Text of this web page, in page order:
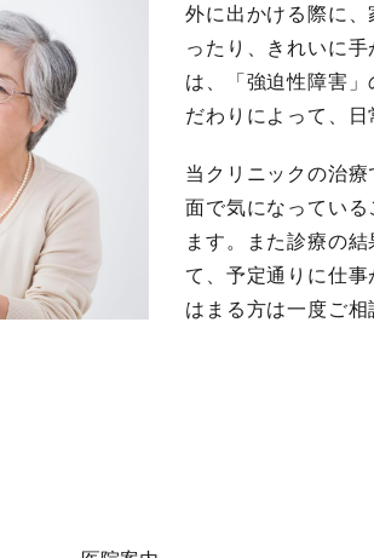
外に出かける際に
ったり、きれいに
は、「強迫性障害
だわりによって、日
当クリニックの治
面で気になってい
ます。また診療の
て、予定通りに仕
はまる方は一度ご相